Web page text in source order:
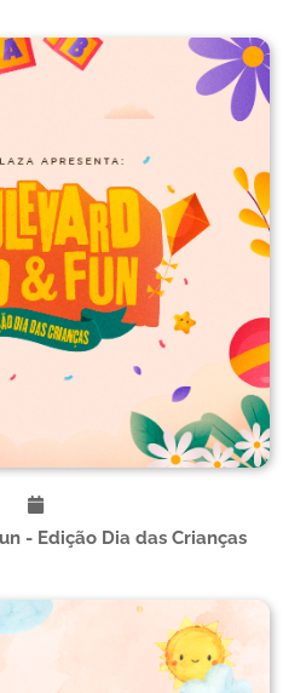
- Edição Dia das Crianças